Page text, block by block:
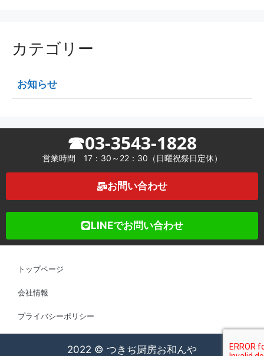
カテゴリー
お知らせ
☎03-3543-1828
営業時間 17：30～22：30（日曜祝祭日定休）
お問い合わせ
LINEでお問い合わせ
トップページ
会社情報
プライバシーポリシー
2022 © つきぢ厨房お和んや